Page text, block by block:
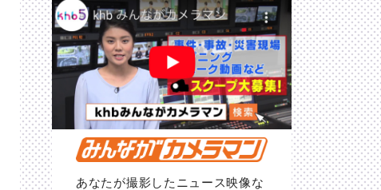
あなたが撮影したニュース映像な